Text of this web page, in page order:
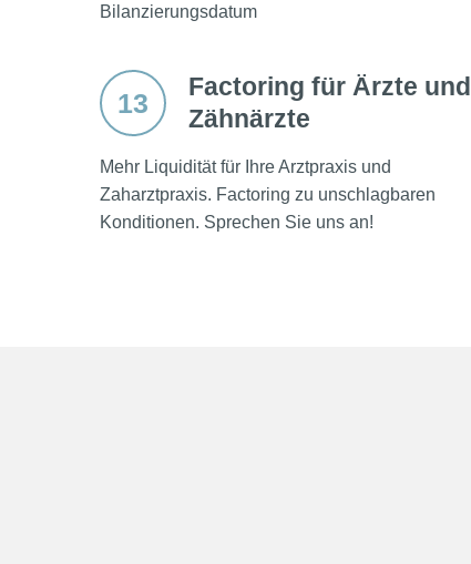
Bilanzierungsdatum
13
Factoring für Ärzte und
Zähnärzte
Mehr Liquidität für Ihre Arztpraxis und
Zaharztpraxis. Factoring zu unschlagbaren
Konditionen. Sprechen Sie uns an!